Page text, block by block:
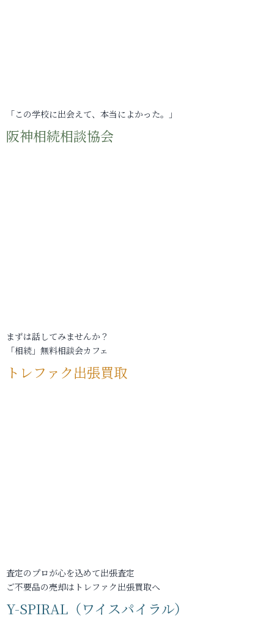
「この学校に出会えて、本当によかった。」
阪神相続相談協会
まずは話してみませんか？
「相続」無料相談会カフェ
トレファク出張買取
査定のプロが心を込めて出張査定
ご不要品の売却はトレファク出張買取へ
Y-SPIRAL（ワイスパイラル）